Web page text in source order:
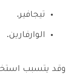
تيجافير.
الوارفارين.
وقد يتسبب